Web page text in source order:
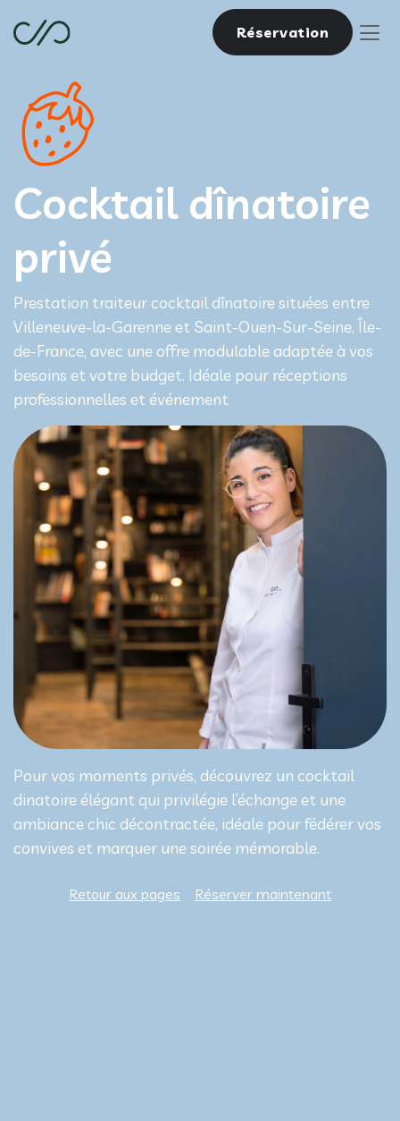
Réservation
Cocktail dînatoire
privé
Prestation traiteur cocktail dînatoire situées entre
Villeneuve-la-Garenne et Saint-Ouen-Sur-Seine, Île-
de-France, avec une offre modulable adaptée à vos
besoins et votre budget. Idéale pour réceptions
professionnelles et événement
Pour vos moments privés, découvrez un cocktail
dinatoire élégant qui privilégie l’échange et une
ambiance chic décontractée, idéale pour fédérer vos
convives et marquer une soirée mémorable.
Retour aux pages Réserver maintenant